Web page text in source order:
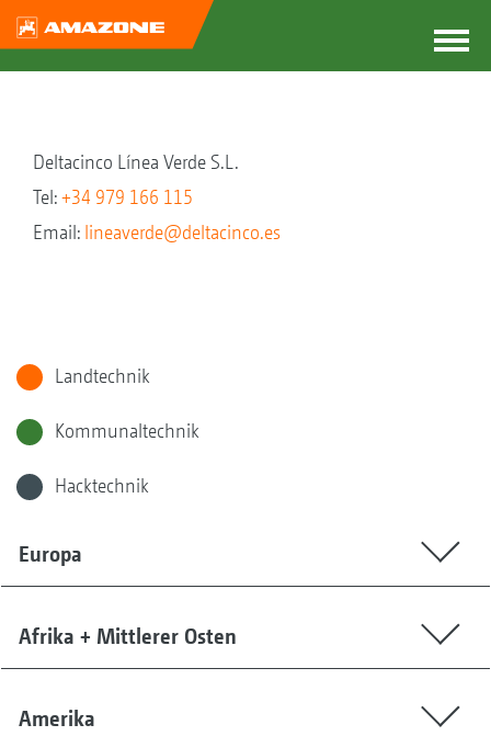
Deltacinco Línea Verde S.L.
Tel:+34 979 166 115
Email: lineaverde@deltacinco.es
Landtechnik
Kommunaltechnik
Hacktechnik
Europa
Afrika + Mittlerer Osten
Amerika